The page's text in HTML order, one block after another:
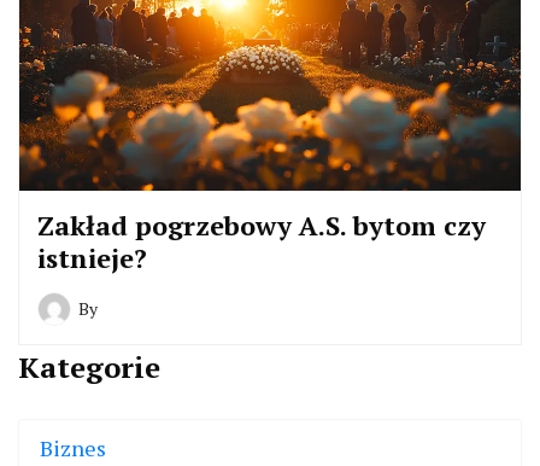
Zakład pogrzebowy A.S. bytom czy
istnieje?
By
Kategorie
Biznes